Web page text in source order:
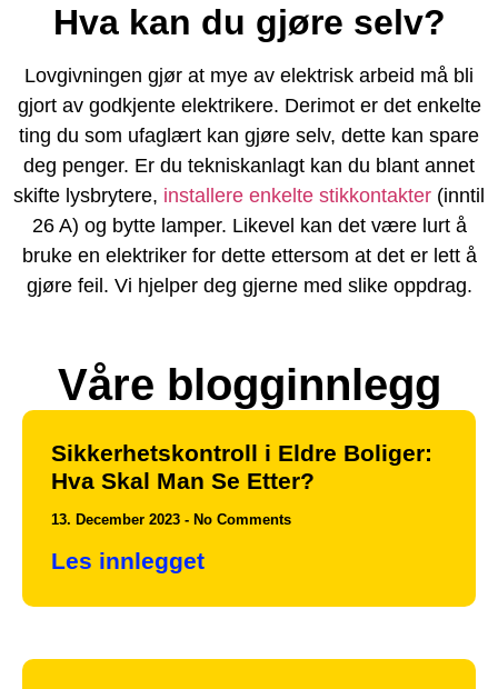
Hva kan du gjøre selv?
Lovgivningen gjør at mye av elektrisk arbeid må bli
gjort av godkjente elektrikere. Derimot er det enkelte
ting du som ufaglært kan gjøre selv, dette kan spare
deg penger. Er du tekniskanlagt kan du blant annet
skifte lysbrytere, installere enkelte stikkontakter (inntil
26 A) og bytte lamper. Likevel kan det være lurt å
bruke en elektriker for dette ettersom at det er lett å
gjøre feil. Vi hjelper deg gjerne med slike oppdrag.
Våre blogginnlegg
Sikkerhetskontroll i Eldre Boliger:
Hva Skal Man Se Etter?
13. December 2023 No Comments
Les innlegget